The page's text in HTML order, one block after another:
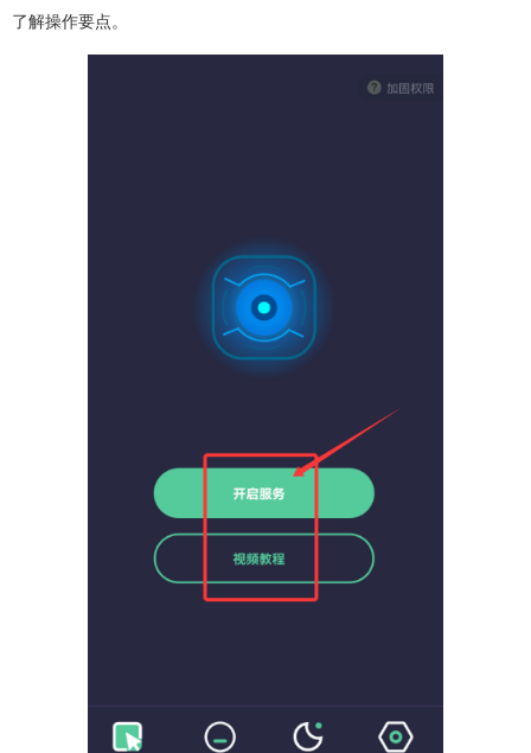
了解操作要点。